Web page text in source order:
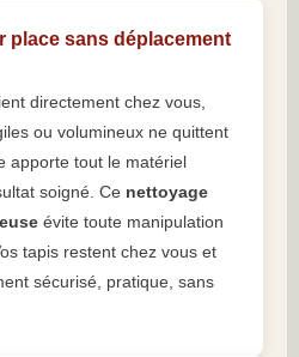
place sans déplacement
directement chez vous,
ou volumineux ne quittent
apporte tout le matériel
soigné. Ce nettoyage
évite toute manipulation
tapis restent chez vous et
sécurisé, pratique, sans